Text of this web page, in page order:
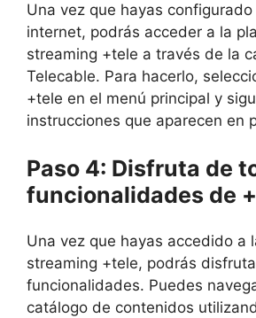
Una vez que hayas
internet, podrás acceder a la
streaming +tele a través de la
Telecable. Para hacerlo,
+tele en el menú principal y
instrucciones que aparecen en
Paso 4: Disfruta de
funcionalidades de
Una vez que hayas accedido a
streaming +tele, podrás
funcionalidades. Puedes
catálogo de contenidos